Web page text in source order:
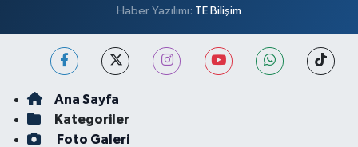
Haber Yazılımı: TE Bilişim
Ana Sayfa
Kategoriler
Foto Galeri